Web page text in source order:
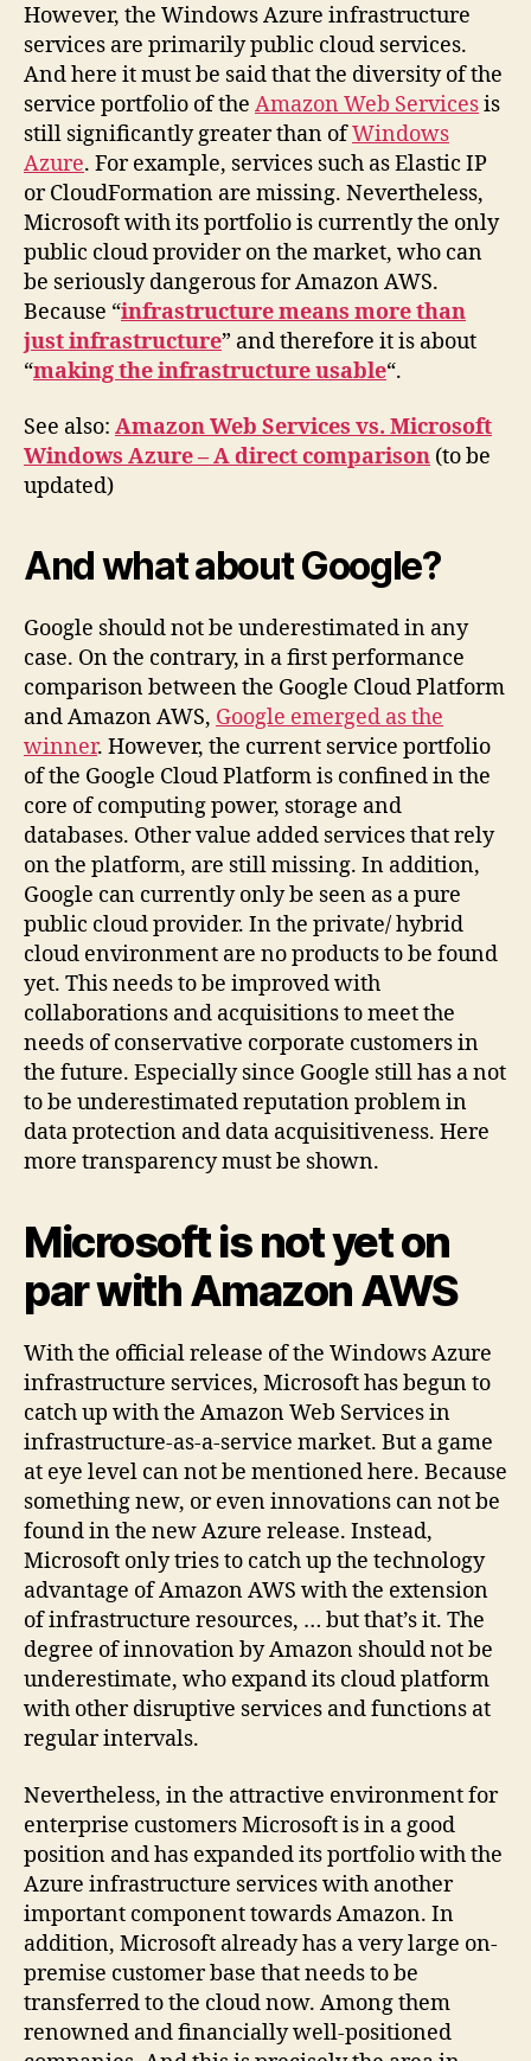
However, the Windows Azure infrastructure
services are primarily public cloud services.
And here it must be said that the diversity of the
service portfolio of the Amazon Web Servicesis
still significantly greater than ofWindows
Azure. For example, services such as Elastic IP
or CloudFormation are missing. Nevertheless,
Microsoft with its portfolio is currently the only
public cloud provider on the market, who can
be seriously dangerous for Amazon AWS.
Because “infrastructure means more than
just infrastructure” and therefore it is about
“making the infrastructure usable“.
See also: Amazon Web Services vs. Microsoft
Windows Azure – A direct comparison (to be
updated)
And what about Google?
Google should not be underestimated in any
case. On the contrary, in a first performance
comparison between the Google Cloud Platform
and Amazon AWS, Google emerged as the
winner. However, the current service portfolio
of the Google Cloud Platform is confined in the
core of computing power, storage and
databases. Other value added services that rely
on the platform, are still missing. In addition,
Google can currently only be seen as a pure
public cloud provider. In the private/ hybrid
cloud environment are no products to be found
yet. This needs to be improved with
collaborations and acquisitions to meet the
needs of conservative corporate customers in
the future. Especially since Google still has a not
to be underestimated reputation problem in
data protection and data acquisitiveness. Here
more transparency must be shown.
Microsoft is not yet on
par with Amazon AWS
With the official release of the Windows Azure
infrastructure services, Microsoft has begun to
catch up with the Amazon Web Services in
infrastructure-as-a-service market. But a game
at eye level can not be mentioned here. Because
something new, or even innovations can not be
found in the new Azure release. Instead,
Microsoft only tries to catch up the technology
advantage of Amazon AWS with the extension
of infrastructure resources, … but that’s it. The
degree of innovation by Amazon should not be
underestimate, who expand its cloud platform
with other disruptive services and functions at
regular intervals.
Nevertheless, in the attractive environment for
enterprise customers Microsoft is in a good
position and has expanded its portfolio with the
Azure infrastructure services with another
important component towards Amazon. In
addition, Microsoft already has a very large on-
premise customer base that needs to be
transferred to the cloud now. Among them
renowned and financially well-positioned